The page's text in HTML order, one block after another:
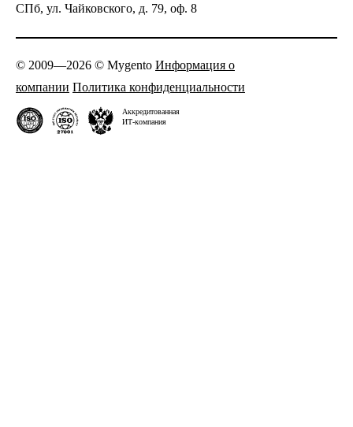
СПб, ул. Чайковского, д. 79, оф. 8
© 2009—2026 © Mygento Информация о
компании Политика конфиденциальности
Аккредитованная
ИТ-компания